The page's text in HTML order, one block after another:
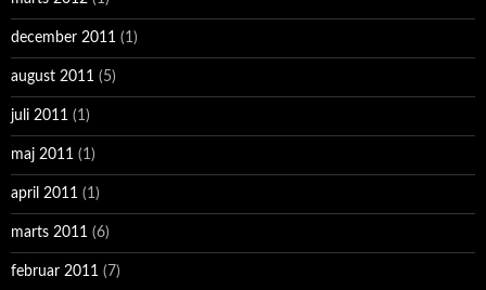
december 2011 (1)
august 2011 (5)
juli 2011 (1)
maj 2011 (1)
april 2011 (1)
marts 2011 (6)
februar 2011 (7)